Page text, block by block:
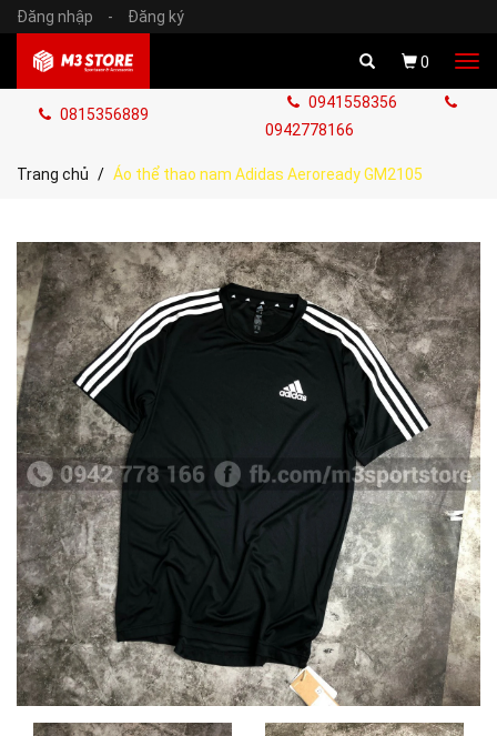
Đăng nhập - Đăng ký
0
0815356889
0941558356
0942778166
Trang chủ Áo thể thao nam Adidas Aeroready GM2105